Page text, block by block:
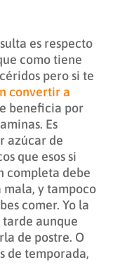
es respecto
como tiene
pero si te
convertir a
beneficia por
Es
azúcar de
que esos si
completa debe
y tampoco
comer. Yo la
aunque
de postre. O
de temporada,